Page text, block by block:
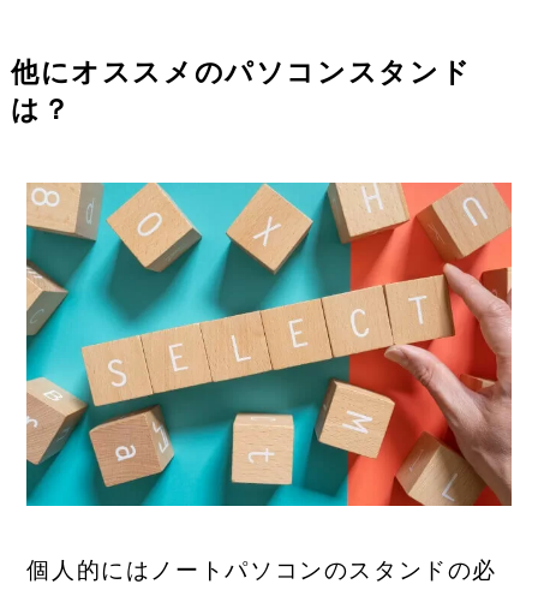
他にオススメのパソコンスタンド
は？
個人的にはノートパソコンのスタンドの必